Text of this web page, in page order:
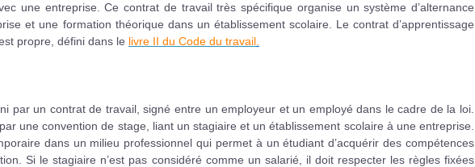
une entreprise. Ce contrat de travail très spécifique organise un système d’alternance
et une formation théorique dans un établissement scolaire. Le contrat d’apprentissage
propre, défini dans le livre II du Code du travail
par un contrat de travail, signé entre un employeur et un employé dans le cadre de la loi.
une convention de stage, liant un stagiaire et un établissement scolaire à une entreprise.
dans un milieu professionnel qui permet à un étudiant d’acquérir des compétences
Si le stagiaire n’est pas considéré comme un salarié, il doit respecter les règles fixées